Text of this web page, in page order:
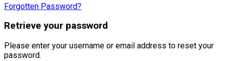
Forgotten Password?
Retrieve your password
Please enter your username or email address to reset your
password.